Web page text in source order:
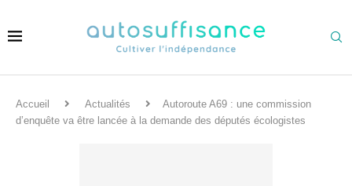
Accueil Actualités
Autoroute A69 : une commission
d’enquête va être lancée à la demande des députés écologistes